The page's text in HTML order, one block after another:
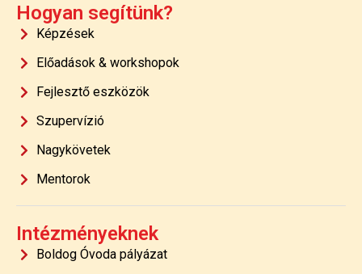
Hogyan segítünk?
Képzések
Előadások & workshopok
Fejlesztő eszközök
Szupervízió
Nagykövetek
Mentorok
Intézményeknek
Boldog Óvoda pályázat